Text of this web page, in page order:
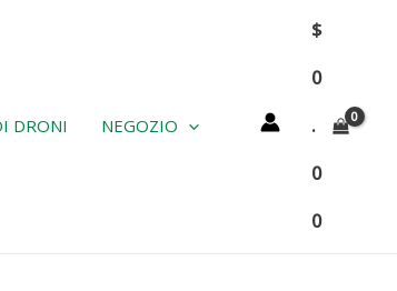
DRONI NEGOZIO
$
0
.
0
0